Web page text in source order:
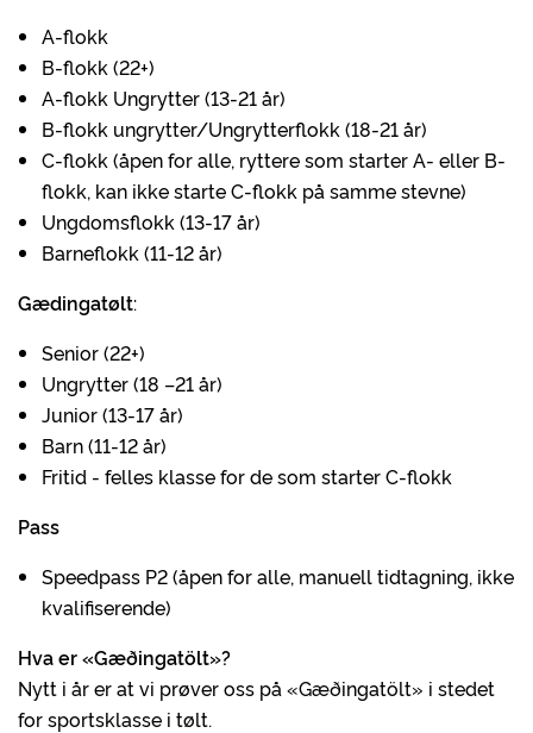
A-flokk
B-flokk (22+)
A-flokk Ungrytter (13-21 år)
B-flokk ungrytter/Ungrytterflokk (18-21 år)
C-flokk (åpen for alle, ryttere som starter A- eller B-
flokk, kan ikke starte C-flokk på samme stevne)
Ungdomsflokk (13-17 år)
Barneflokk (11-12 år)
Gædingatølt:
Senior (22+)
Ungrytter (18 –21 år)
Junior (13-17 år)
Barn (11-12 år)
Fritid - felles klasse for de som starter C-flokk
Pass
Speedpass P2 (åpen for alle, manuell tidtagning, ikke
kvalifiserende)
Hva er «Gæðingatölt»?
Nytt i år er at vi prøver oss på «Gæðingatölt» i stedet
for sportsklasse i tølt.